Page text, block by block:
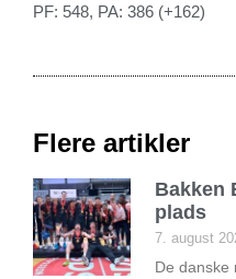
PF: 548, PA: 386 (+162)
Flere artikler
Bakken
plads
7. august
De danske